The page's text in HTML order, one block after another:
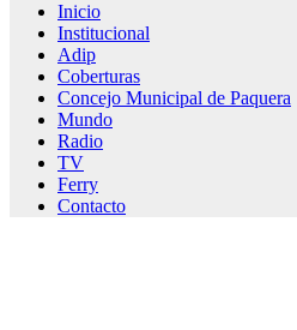
Inicio
Institucional
Adip
Coberturas
Concejo Municipal de Paquera
Mundo
Radio
TV
Ferry
Contacto